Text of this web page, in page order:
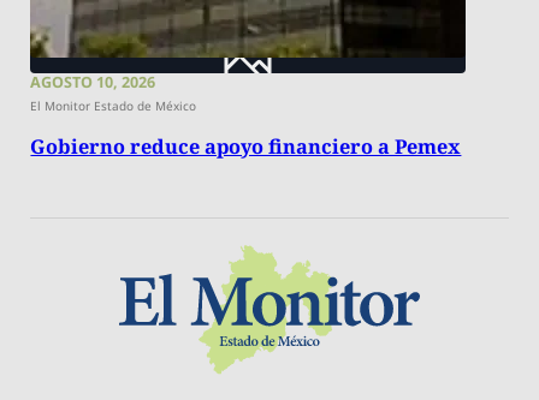
AGOSTO 10, 2026
El Monitor Estado de México
Gobierno reduce apoyo financiero a Pemex